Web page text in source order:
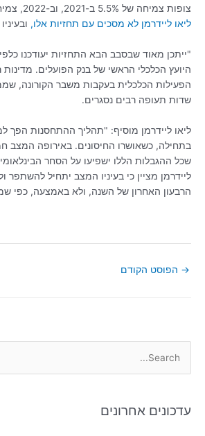
צופות צמיחה של 5.5% ב-2021, וב-2022, צמיחה של 4.2%
ליאו ליידרמן לא מסכים עם תחזיות אלו,
"ייתכן מאוד שבסבב הבא התחזיות יעודכנו
היועץ הכלכלי הראשי של בנק הפועלים.
הפעילות הכלכלית בעקבות משבר הקורונה,
שדות תעופה רבים נסגרים.
ליאו ליידרמן מוסיף: "תהליך ההתחסנות הפך
בתחילה, כשאושרו החיסונים. באירופה המצב
שכל ההגבלות הללו ישפיעו על הסחר
ליידרמן מציין כי בעיניו המצב יתחיל להשתפר
הרבעון האחרון של השנה, ולא באמצעה, כפי
→ הפוסט הקודם
rעדכונים אחרונים